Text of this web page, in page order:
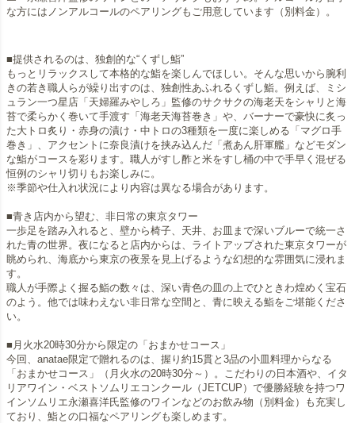
な方にはノンアルコールのペアリングもご用意しています（別料金）。
■提供されるのは、独創的な“くずし鮨”
もっとリラックスして本格的な鮨を楽しんでほしい。そんな思いから腕利
きの若き職人らが繰り出すのは、独創性あふれるくずし鮨。例えば、ミシ
ュラン一つ星店「天婦羅みやしろ」監修のサクサクの海老天をシャリと海
苔で柔らかく巻いて手渡す「海老天海苔巻き」や、バーナーで豪快に炙っ
た大トロ炙り・赤身の漬け・中トロの3種類を一度に楽しめる「マグロ手
巻き」、アクセントに奈良漬けを挟み込んだ「煮あん肝軍艦」などモダン
な鮨がコースを彩ります。職人がすし酢と米をすし桶の中で手早く混ぜる
恒例のシャリ切りもお楽しみに。
※季節や仕入れ状況により内容は異なる場合があります。
■青き店内から望む、非日常の東京タワー
一歩足を踏み入れると、壁から椅子、天井、お皿まで深いブルーで統一さ
れた青の世界。夜になると店内からは、ライトアップされた東京タワーが
眺められ、海底から東京の夜景を見上げるような幻想的な雰囲気に浸れま
す。
職人が手際よく握る鮨の数々は、深い青色の皿の上でひときわ煌めく宝石
のよう。他では味わえない非日常な空間と、青に映える鮨をご堪能くださ
い。
■月火水20時30分から限定の「おまかせコース」
今回、anatae限定で贈れるのは、握り約15貫と3品の小皿料理からなる
「おまかせコース」（月火水の20時30分～）。こだわりの日本酒や、イタ
リアワイン・ベストソムリエコンクール（JETCUP）で優勝経験を持つワ
インソムリエ永瀬喜洋氏監修のワインなどのお飲み物（別料金）も充実し
ており、鮨との口福なペアリングも楽しめます。